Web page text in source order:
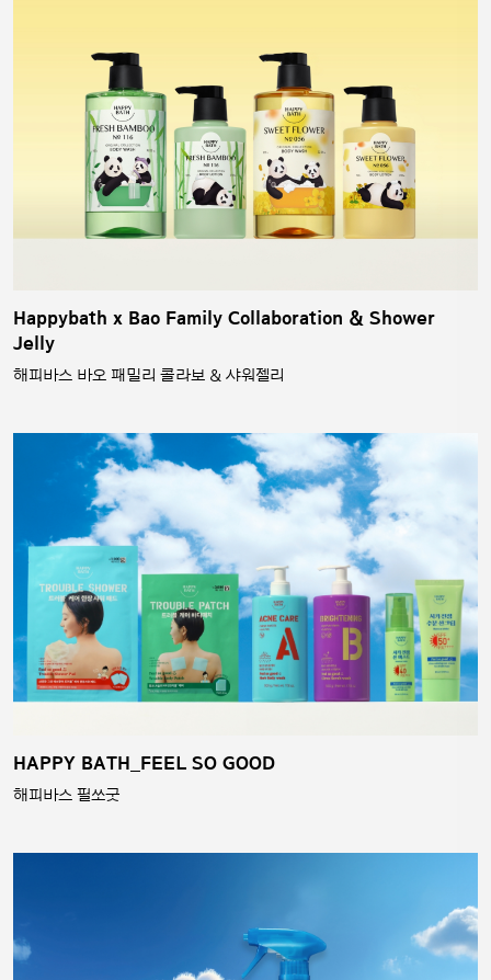
Happybath x Bao Family Collaboration & Shower
Jelly
해피바스 바오 패밀리 콜라보 & 샤워젤리
HAPPY BATH_FEEL SO GOOD
해피바스 필쏘굿